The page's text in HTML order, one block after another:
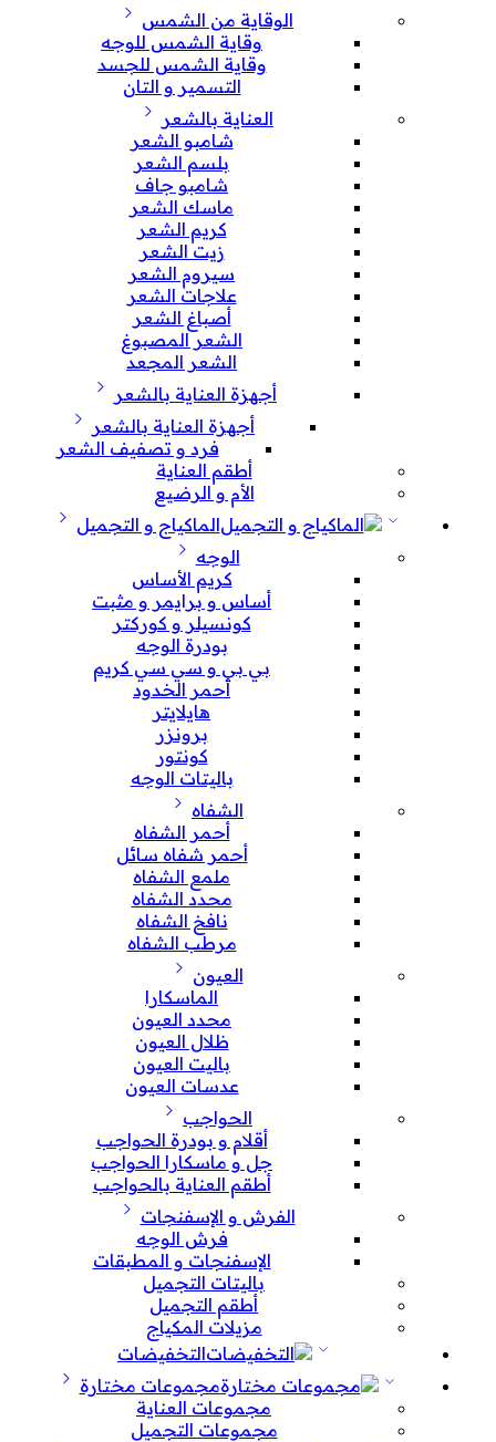
الوقاية من الشمس
وقاية الشمس للوجه
وقاية الشمس للجسد
التسمير و التان
العناية بالشعر
شامبو الشعر
بلسم الشعر
شامبو جاف
ماسك الشعر
كريم الشعر
زيت الشعر
سيروم الشعر
علاجات الشعر
أصباغ الشعر
الشعر المصبوغ
الشعر المجعد
أجهزة العناية بالشعر
أجهزة العناية بالشعر
فرد و تصفيف الشعر
أطقم العناية
الأم و الرضيع
الماكياج و التجميل
الوجه
كريم الأساس
أساس و برايمر و مثبت
كونسيلر و كوركتر
بودرة الوجه
بي بي و سي سي كريم
أحمر الخدود
هايلايتر
برونزر
كونتور
باليتات الوجه
الشفاه
أحمر الشفاه
أحمر شفاه سائل
ملمع الشفاه
محدد الشفاه
نافخ الشفاه
مرطب الشفاه
العيون
الماسكارا
محدد العيون
ظلال العيون
باليت العيون
عدسات العيون
الحواجب
أقلام و بودرة الحواجب
جل و ماسكارا الحواجب
أطقم العناية بالحواجب
الفرش و الإسفنجات
فرش الوجه
الإسفنجات و المطبقات
باليتات التجميل
أطقم التجميل
مزيلات المكياج
التخفيضات
مجموعات مختارة
مجموعات العناية
مجموعات التجميل